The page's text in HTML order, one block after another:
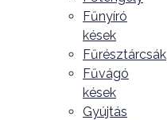
Fűnyíró
kések
Fűrésztárcsák
Fűvágó
kések
Gyújtás